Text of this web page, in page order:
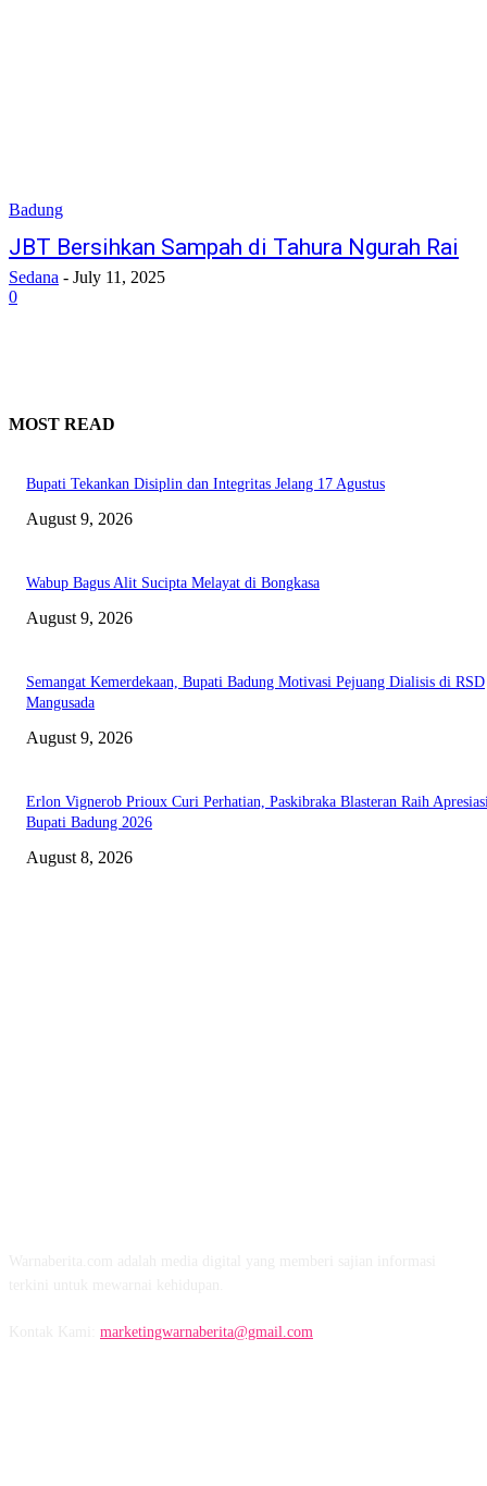
Badung
JBT Bersihkan Sampah di Tahura Ngurah Rai
Sedana - July 11, 2025
0
MOST READ
Bupati Tekankan Disiplin dan Integritas Jelang 17 Agustus
August 9, 2026
Wabup Bagus Alit Sucipta Melayat di Bongkasa
August 9, 2026
Semangat Kemerdekaan, Bupati Badung Motivasi Pejuang Dialisis di RSD
Mangusada
August 9, 2026
Erlon Vignerob Prioux Curi Perhatian, Paskibraka Blasteran Raih
Bupati Badung 2026
August 8, 2026
marketingwarnaberita@gmail.com